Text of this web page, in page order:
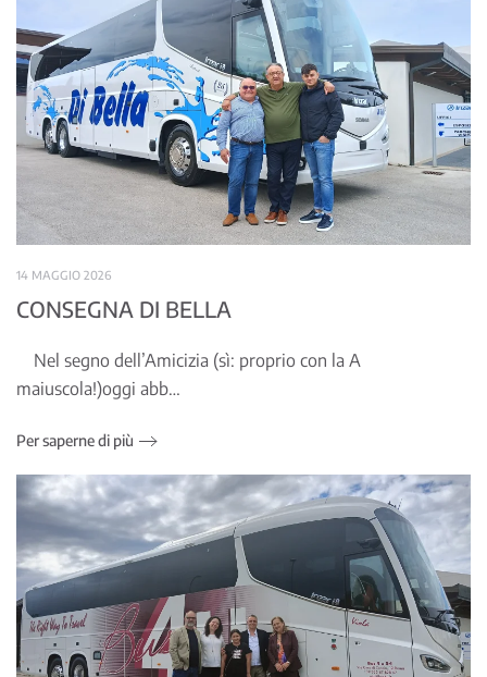
14 MAGGIO 2026
CONSEGNA DI BELLA
Nel segno dell’Amicizia (sì: proprio con la A
maiuscola!)oggi abb…
Per saperne di più